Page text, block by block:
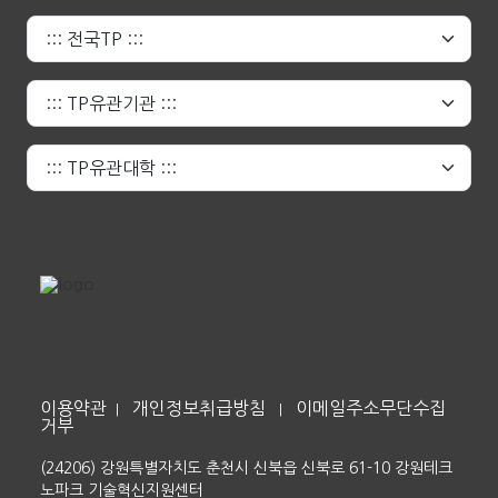
이용약관 개인정보취급방침
이메일주소무단수집
거부
(24206) 강원특별자치도 춘천시 신북읍 신북로 61-10 강원테크
노파크 기술혁신지원센터